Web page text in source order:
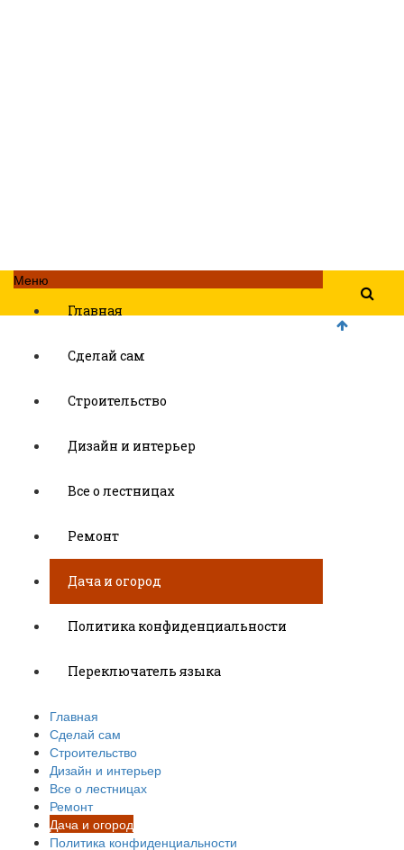
Меню
Главная
Сделай сам
Строительство
Дизайн и интерьер
Все о лестницах
Ремонт
Дача и огород
Политика конфиденциальности
Переключатель языка
Главная
Сделай сам
Строительство
Дизайн и интерьер
Все о лестницах
Ремонт
Дача и огород
Политика конфиденциальности